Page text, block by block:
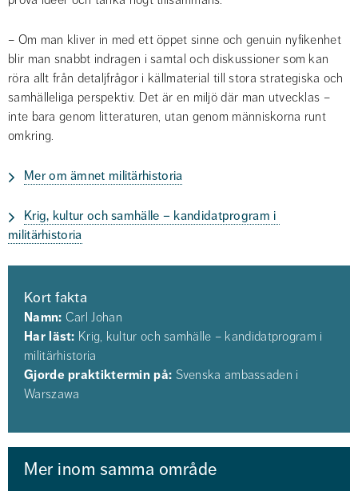
– Om man kliver in med ett öppet sinne och genuin nyfikenhet
blir man snabbt indragen i samtal och diskussioner som kan
röra allt från detaljfrågor i källmaterial till stora strategiska och
samhälleliga perspektiv. Det är en miljö där man utvecklas –
inte bara genom litteraturen, utan genom människorna runt
omkring.
Mer om ämnet militärhistoria
Krig, kultur och samhälle – kandidatprogram i
militärhistoria
Kort fakta
Namn: Carl Johan
Har läst: Krig, kultur och samhälle – kandidatprogram i
militärhistoria
Gjorde praktiktermin på: Svenska ambassaden i
Warszawa
Mer inom samma område